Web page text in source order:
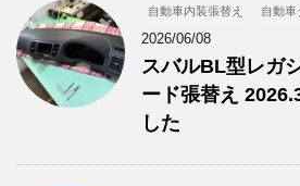
自動車内装張替え 自動車
2026/06/08
スバルBL型レガ
ード張替え
した